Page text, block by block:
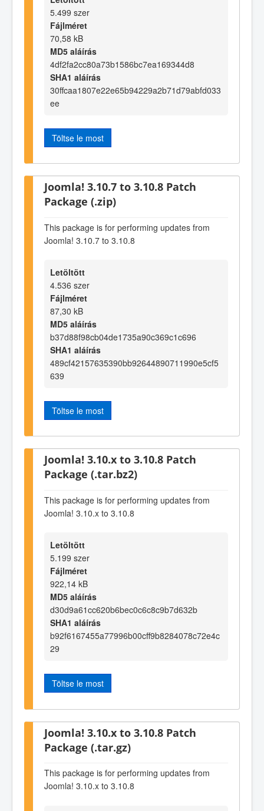
5.499 szer
Fájlméret
70,58 kB
MD5 aláírás
4df2fa2cc80a73b1586bc7ea169344d8
SHA1 aláírás
30ffcaa1807e22e65b94229a2b71d79abfd033
ee
Töltse le most
Joomla! 3.10.7 to 3.10.8 Patch
Package (.zip)
This package is for performing updates from
Joomla! 3.10.7 to 3.10.8
Letöltött
4.536 szer
Fájlméret
87,30 kB
MD5 aláírás
b37d88f98cb04de1735a90c369c1c696
SHA1 aláírás
489cf42157635390bb92644890711990e5cf5
639
Töltse le most
Joomla! 3.10.x to 3.10.8 Patch
Package (.tar.bz2)
This package is for performing updates from
Joomla! 3.10.x to 3.10.8
Letöltött
5.199 szer
Fájlméret
922,14 kB
MD5 aláírás
d30d9a61cc620b6bec0c6c8c9b7d632b
SHA1 aláírás
b92f6167455a77996b00cff9b8284078c72e4c
29
Töltse le most
Joomla! 3.10.x to 3.10.8 Patch
Package (.tar.gz)
This package is for performing updates from
Joomla! 3.10.x to 3.10.8